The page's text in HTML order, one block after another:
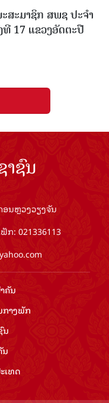
ສະມາຊິກ ສພຊ ປະຈຳ
ທີ 17 ແຂວງອັດຕະປື
ຊົນ
ນຫຼວງວຽງຈັນ
ກ: 021336113
ຄັນ​
ກາງ​ພັກ
ນ
ນ
ເທດ